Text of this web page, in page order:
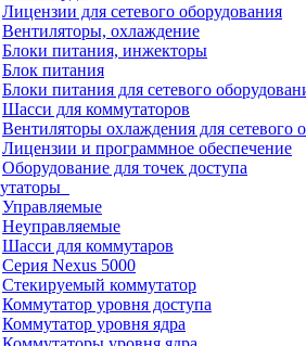
Лицензии для сетевого оборудования
Вентиляторы, охлаждение
Блоки питания, инжекторы
Блок питания
Блоки питания для сетевого
Шасси для коммутаторов
Вентиляторы охлаждения для сетевого
Лицензии и программное обеспечение
Оборудование для точек доступа
Управляемые
Неуправляемые
Шасси для коммутаров
Серия Nexus 5000
Стекируемый коммутатор
Коммутатор уровня доступа
Коммутатор уровня ядра